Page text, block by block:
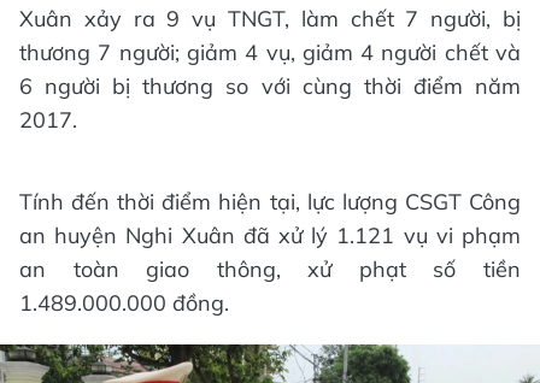
Xuân xảy ra 9 vụ TNGT, làm chết 7 người, bị
thương 7 người; giảm 4 vụ, giảm 4 người chết và
6 người bị thương so với cùng thời điểm năm
2017.
Tính đến thời điểm hiện tại, lực lượng CSGT Công
an huyện Nghi Xuân đã xử lý 1.121 vụ vi phạm
an toàn giao thông, xử phạt số tiền
1.489.000.000 đồng.